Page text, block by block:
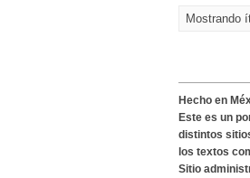
Mostrando
Hecho en
Este es un
distintos
los textos
Sitio